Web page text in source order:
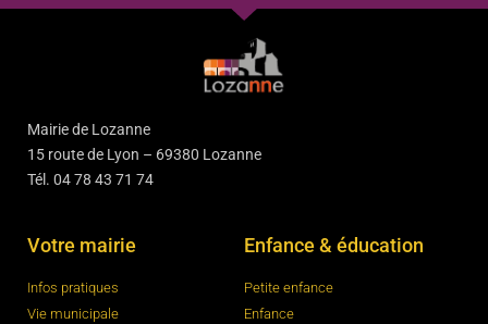
Mairie de Lozanne
15 route de Lyon – 69380 Lozanne
Tél. 04 78 43 71 74
Votre mairie
Infos pratiques
Vie municipale
Enfance & éducation
Petite enfance
Enfance